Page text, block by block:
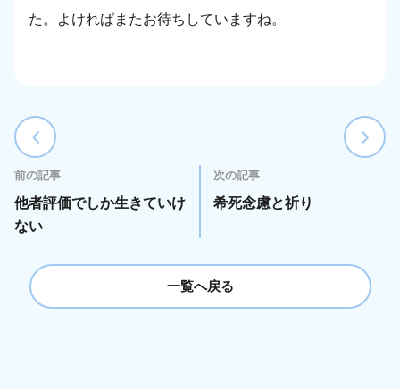
た。よければまたお待ちしていますね。
前の記事
他者評価でしか生きていけ
ない
次の記事
希死念慮と祈り
一覧へ戻る